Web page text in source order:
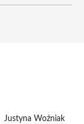
Justyna Woźniak